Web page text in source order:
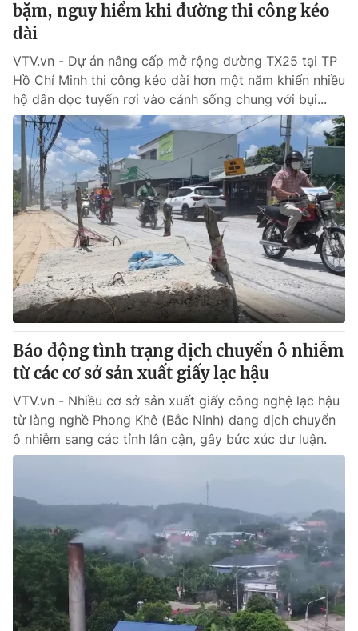
bặm, nguy hiểm khi đường thi công kéo
dài
VTV.vn - Dự án nâng cấp mở rộng đường TX25 tại TP
Hồ Chí Minh thi công kéo dài hơn một năm khiến nhiều
hộ dân dọc tuyến rơi vào cảnh sống chung với bụi...
Báo động tình trạng dịch chuyển ô nhiễm
từ các cơ sở sản xuất giấy lạc hậu
VTV.vn - Nhiều cơ sở sản xuất giấy công nghệ lạc hậu
từ làng nghề Phong Khê (Bắc Ninh) đang dịch chuyển
ô nhiễm sang các tỉnh lân cận, gây bức xúc dư luận.